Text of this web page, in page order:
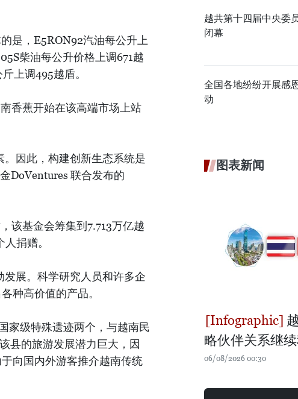
是，E5RON92汽油每公升上
柴油每公升价格上调671越
上调495越盾。
香蕉开始在该高端市场上站
。因此，构建创新生态系统是
DoVentures 联合发布的
该基金会筹集到7.713万亿越
捐赠。
发展。科学研究人员和许多企
种高价值的产品。
家级特殊遗迹两个，与越南民
县的旅游发展潜力巨大，因
向国内外游客推介越南传统
越共第十四届中央委
闭幕
全国各地纷纷开展感
动
图表新闻
略伙伴关系继
06/08/2026 00:30